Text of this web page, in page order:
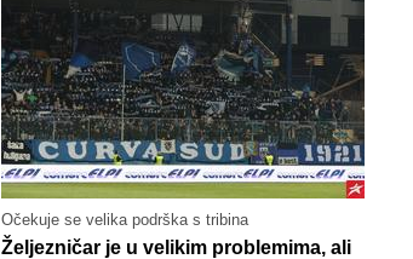
Očekuje se velika podrška s tribina
Željezničar je u velikim problemima, ali